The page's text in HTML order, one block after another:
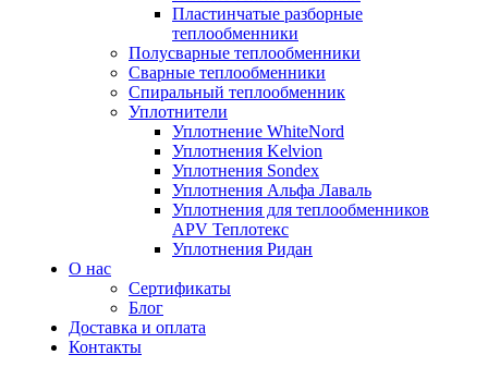
Пластинчатые разборные
теплообменники
Полусварные теплообменники
Сварные теплообменники
Спиральный теплообменник
Уплотнители
Уплотнение WhiteNord
Уплотнения Kelvion
Уплотнения Sondex
Уплотнения Альфа Лаваль
Уплотнения для теплообменников
APV Теплотекс
Уплотнения Ридан
О нас
Сертификаты
Блог
Доставка и оплата
Контакты